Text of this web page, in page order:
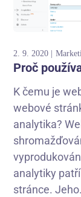
2. 9. 2020
Proč
K čemu je
webové
analytika?
analytiky
stránce.